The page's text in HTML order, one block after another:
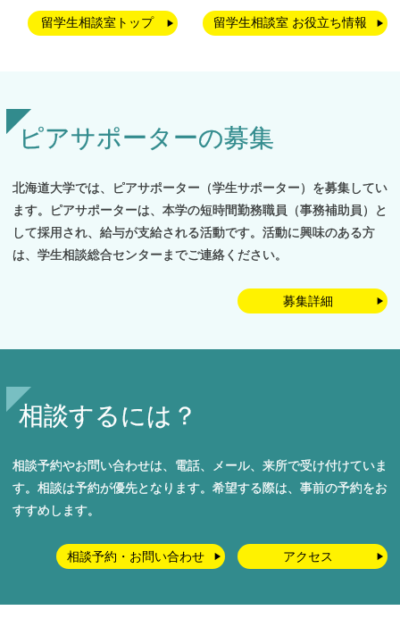
留学生相談室トップ 留学生相談室 お役立ち情報
ピアサポーターの募集
北海道大学では、ピアサポーター（学生サポーター）を募集してい
ます。ピアサポーターは、本学の短時間勤務職員（事務補助員）と
して採用され、給与が支給される活動です。活動に興味のある方
は、学生相談総合センターまでご連絡ください。
募集詳細
相談するには？
相談予約やお問い合わせは、電話、メール、来所で受け付けていま
す。相談は予約が優先となります。希望する際は、事前の予約をお
すすめします。
相談予約・お問い合わせ アクセス